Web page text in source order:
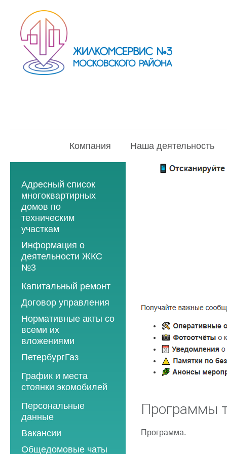
Компания Наша деятельность
Адресный список
многоквартирных
домов по
техническим
участкам
Информация о
деятельности ЖКС
№3
Программы
2013 год
2014 год
2015 год
2016 год
2017 год
2018 год
Капитальный ремонт
Договор управления
Нормативные акты со
всеми их
вложениями
ПетербургГаз
2018 год
2019 год
2020 год
2021 год
2022 год
График и места
стоянки экомобилей
2019 год
2020 год
2021 год
2022 год
Персональные
данные
Вакансии
Общедомовые чаты
Программы
Программа.